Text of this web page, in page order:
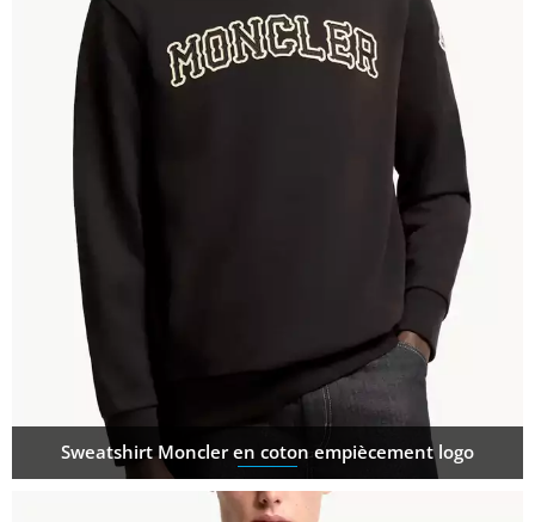
Sweatshirt Moncler en coton empiècement logo